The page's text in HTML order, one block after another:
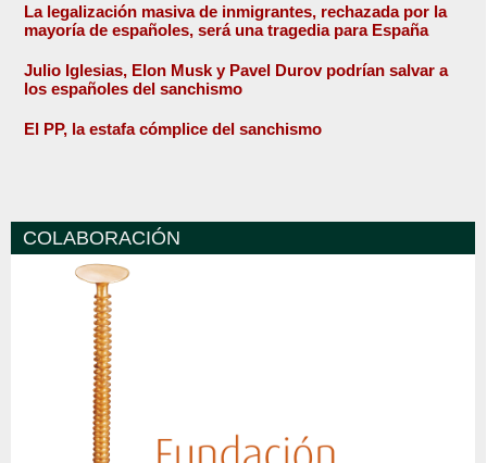
La legalización masiva de inmigrantes, rechazada por la
mayoría de españoles, será una tragedia para España
Julio Iglesias, Elon Musk y Pavel Durov podrían salvar a
los españoles del sanchismo
El PP, la estafa cómplice del sanchismo
COLABORACIÓN